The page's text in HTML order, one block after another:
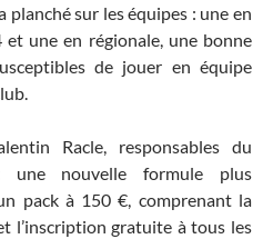
sur les équipes : une en
une en régionale, une bonne
de jouer en équipe
Racle, responsables du
une nouvelle formule plus
pack à 150 €, comprenant la
l’inscription gratuite à tous les